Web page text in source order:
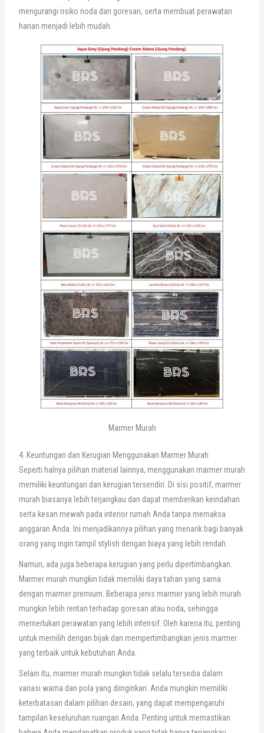
mengurangi risiko noda dan goresan, serta membuat perawatan
harian menjadi lebih mudah.
Marmer Murah
4. Keuntungan dan Kerugian Menggunakan Marmer Murah
Seperti halnya pilihan material lainnya, menggunakan marmer murah
memiliki keuntungan dan kerugian tersendiri. Di sisi positif, marmer
murah biasanya lebih terjangkau dan dapat memberikan keindahan
serta kesan mewah pada interior rumah Anda tanpa memaksa
anggaran Anda. Ini menjadikannya pilihan yang menarik bagi banyak
orang yang ingin tampil stylish dengan biaya yang lebih rendah.
Namun, ada juga beberapa kerugian yang perlu dipertimbangkan.
Marmer murah mungkin tidak memiliki daya tahan yang sama
dengan marmer premium. Beberapa jenis marmer yang lebih murah
mungkin lebih rentan terhadap goresan atau noda, sehingga
memerlukan perawatan yang lebih intensif. Oleh karena itu, penting
untuk memilih dengan bijak dan mempertimbangkan jenis marmer
yang terbaik untuk kebutuhan Anda.
Selain itu, marmer murah mungkin tidak selalu tersedia dalam
variasi warna dan pola yang diinginkan. Anda mungkin memiliki
keterbatasan dalam pilihan desain, yang dapat mempengaruhi
tampilan keseluruhan ruangan Anda. Penting untuk memastikan